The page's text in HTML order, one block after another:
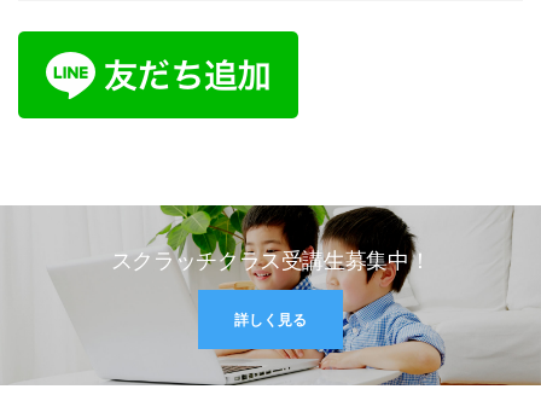
スクラッチクラス受講生募集中！
詳しく見る